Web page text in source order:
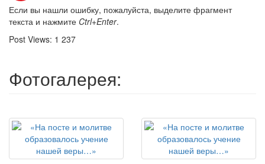
Если вы нашли ошибку, пожалуйста, выделите фрагмент
текста и нажмите Ctrl+Enter.
Post Views: 1 237
Фотогалерея: